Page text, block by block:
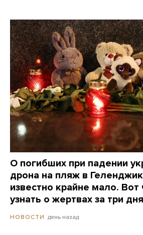
О погибших при падении
дрона на пляж в
известно крайне мало. Вот
узнать о жертвах за три дня
НОВОСТИ день назад